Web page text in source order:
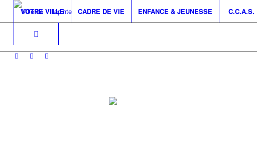
VOTRE VILLE CADRE DE VIE ENFANCE & JEUNESSE C.C.A.S.